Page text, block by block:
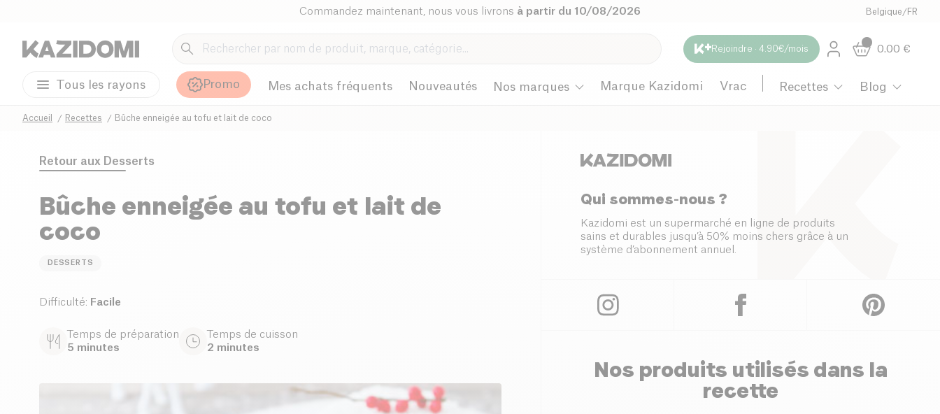
Commandez maintenant, nous vous livrons à partir du 10/08/2026 Belgique /FR
Rejoindre · 4.90€/mois 0.00 €
Tous les rayons Promo Mes achats fréquents Nouveautés Nos marques Marque Kazidomi Vrac Recettes Blog
Accueil Recettes Bûche enneigée au tofu et lait de coco
Retour aux Desserts
Bûche enneigée au tofu et lait de
coco
DESSERTS
Difficulté: Facile
Temps de préparation
5 minutes
Temps de cuisson
2 minutes
Qui sommes-nous ?
Kazidomi est un supermarché en ligne de produits
sains et durables jusqu’à 50% moins chers grâce à un
système d’abonnement annuel.
Nos produits utilisés dans la
recette